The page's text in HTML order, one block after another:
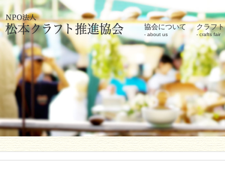
協会について
about us
クラフ
crafts fair